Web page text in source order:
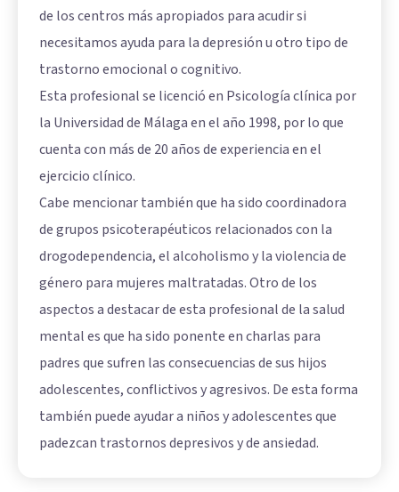
de los centros más apropiados para acudir si
necesitamos ayuda para la depresión u otro tipo de
trastorno emocional o cognitivo.
Esta profesional se licenció en Psicología clínica por
la Universidad de Málaga en el año 1998, por lo que
cuenta con más de 20 años de experiencia en el
ejercicio clínico.
Cabe mencionar también que ha sido coordinadora
de grupos psicoterapéuticos relacionados con la
drogodependencia, el alcoholismo y la violencia de
género para mujeres maltratadas. Otro de los
aspectos a destacar de esta profesional de la salud
mental es que ha sido ponente en charlas para
padres que sufren las consecuencias de sus hijos
adolescentes, conflictivos y agresivos. De esta forma
también puede ayudar a niños y adolescentes que
padezcan trastornos depresivos y de ansiedad.